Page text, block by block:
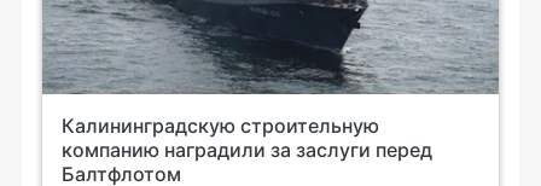
Калининградскую строительную
компанию наградили за заслуги перед
Балтфлотом